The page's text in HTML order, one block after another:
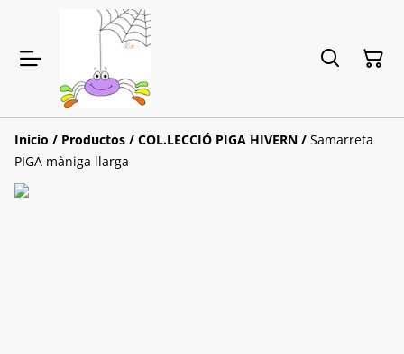
Inicio / Productos / COL.LECCIÓ PIGA HIVERN / Samarreta
PIGA màniga llarga